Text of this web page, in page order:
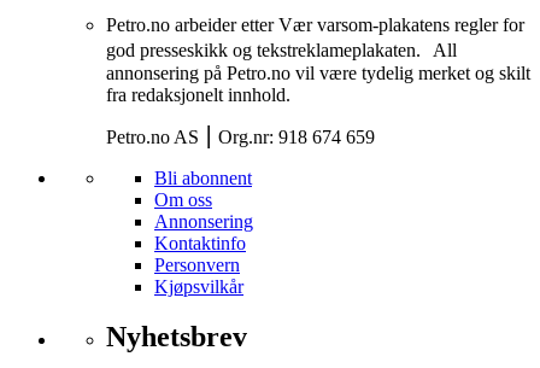
Petro.no arbeider etter Vær varsom-plakatens regler for
god presseskikk og tekstreklameplakaten. All
annonsering på Petro.no vil være tydelig merket og skilt
fra redaksjonelt innhold.
Petro.no AS ⎮ Org.nr: 918 674 659
Bli abonnent
Om oss
Annonsering
Kontaktinfo
Personvern
Kjøpsvilkår
Nyhetsbrev